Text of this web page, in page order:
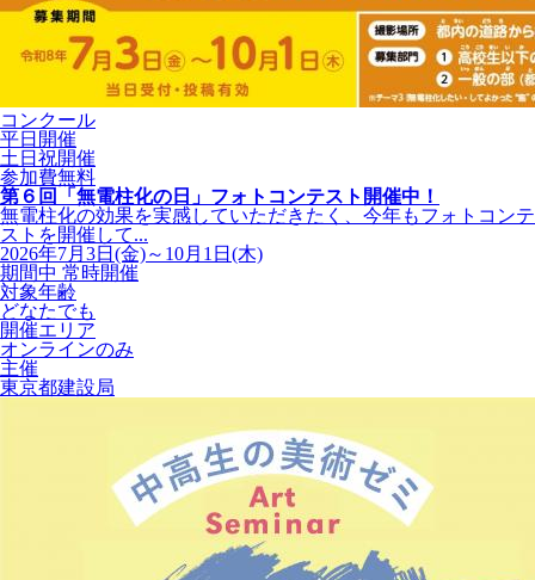
コンクール
平日開催
土日祝開催
参加費無料
第６回「無電柱化の日」フォトコンテスト開催中！
無電柱化の効果を実感していただきたく、今年もフォトコンテ
ストを開催して...
2026年7月3日(金)～10月1日(木)
期間中 常時開催
対象年齢
どなたでも
開催エリア
オンラインのみ
主催
東京都建設局